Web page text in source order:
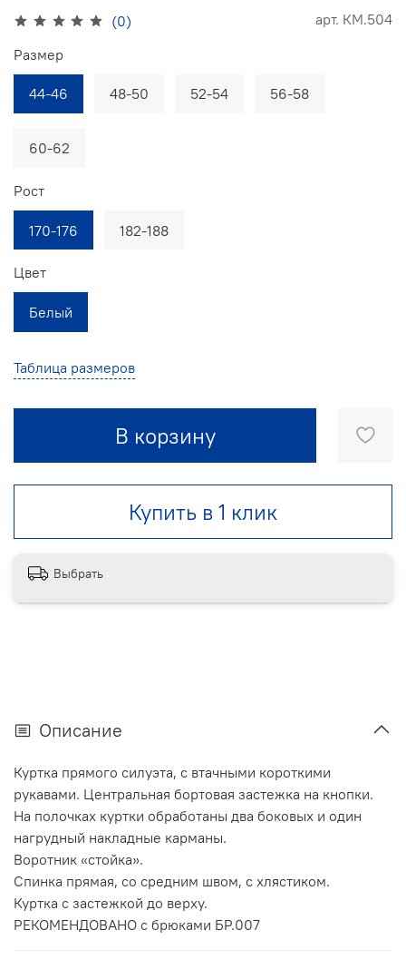
(0) арт. КМ.504
Таблица размеров
В корзину
Купить в 1 клик
Размер
44-46 48-50 52-54 56-58
60-62
Рост
170-176 182-188
Цвет
Белый
Выбрать
Описание
Куртка прямого силуэта, с втачными короткими
рукавами. Центральная бортовая застежка на кнопки.
На полочках куртки обработаны два боковых и один
нагрудный накладные карманы.
Воротник «стойка».
Спинка прямая, со средним швом, с хлястиком.
Куртка с застежкой до верху.
РЕКОМЕНДОВАНО с брюками БР.007